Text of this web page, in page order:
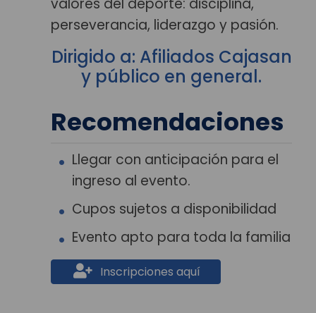
valores del deporte: disciplina,
perseverancia, liderazgo y pasión.
Dirigido a: Afiliados Cajasan
y público en general.
Recomendaciones
Llegar con anticipación para el
ingreso al evento.
Cupos sujetos a disponibilidad
Evento apto para toda la familia
Inscripciones aquí